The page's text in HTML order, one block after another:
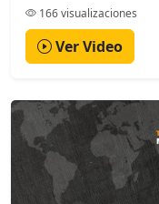
166 visualizaciones
Ver Video